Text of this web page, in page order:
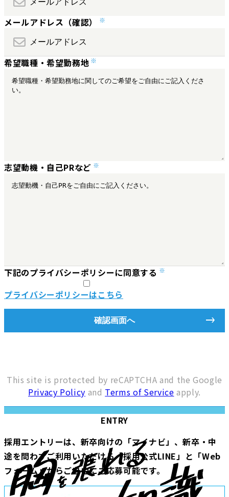
メールアドレス（確認）
希望職種・希望勤務地
志望動機・自己PRなど
下記のプライバシーポリシーに同意する
プライバシーポリシーはこちら
This site is protected by reCAPTCHA and the Google
Privacy Policy and Terms of Service apply.
ENTRY
採用エントリーは、新卒向けの「マイナビ」、新卒・中
途を問わずご利用いただける「採用公式LINE」と「Web
フォーム」からご自由にご応募可能です。